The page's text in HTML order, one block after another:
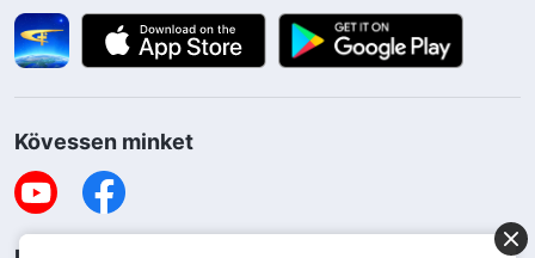
Kövessen minket